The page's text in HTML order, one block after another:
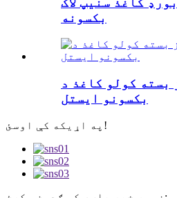
بکسونه
بسته کولو کاغذ د
بکسونو ایستل
په اړیکه کې اوسئ!